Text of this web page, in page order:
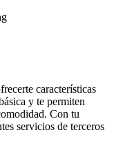
características
y te permiten
Con tu
servicios de terceros